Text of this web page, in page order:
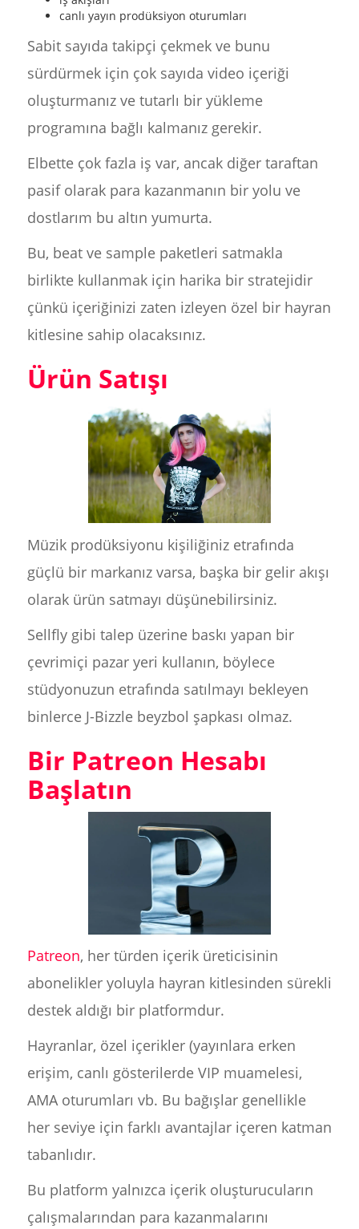
canlı yayın prodüksiyon oturumları
Sabit sayıda takipçi çekmek ve bunu
sürdürmek için çok sayıda video içeriği
oluşturmanız ve tutarlı bir yükleme
programına bağlı kalmanız gerekir.
Elbette çok fazla iş var, ancak diğer taraftan
pasif olarak para kazanmanın bir yolu ve
dostlarım bu altın yumurta.
Bu, beat ve sample paketleri satmakla
birlikte kullanmak için harika bir stratejidir
çünkü içeriğinizi zaten izleyen özel bir hayran
kitlesine sahip olacaksınız.
Ürün Satışı
Müzik prodüksiyonu kişiliğiniz etrafında
güçlü bir markanız varsa, başka bir gelir akışı
olarak ürün satmayı düşünebilirsiniz.
Sellfly gibi talep üzerine baskı yapan bir
çevrimiçi pazar yeri kullanın, böylece
stüdyonuzun etrafında satılmayı bekleyen
binlerce J-Bizzle beyzbol şapkası olmaz.
Bir Patreon Hesabı
Başlatın
Patreon, her türden içerik üreticisinin
abonelikler yoluyla hayran kitlesinden sürekli
destek aldığı bir platformdur.
Hayranlar, özel içerikler (yayınlara erken
erişim, canlı gösterilerde VIP muamelesi,
AMA oturumları vb. Bu bağışlar genellikle
her seviye için farklı avantajlar içeren katman
tabanlıdır.
Bu platform yalnızca içerik oluşturucuların
çalışmalarından para kazanmalarını